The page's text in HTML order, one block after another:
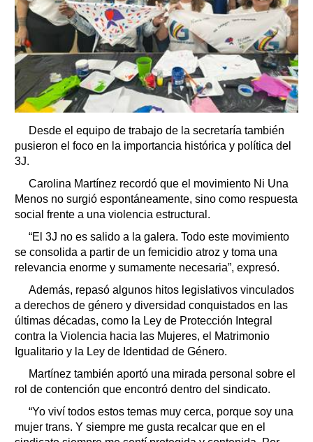
Desde el equipo de trabajo de la secretaría también
pusieron el foco en la importancia histórica y política del
3J.
Carolina Martínez recordó que el movimiento Ni Una
Menos no surgió espontáneamente, sino como respuesta
social frente a una violencia estructural.
“El 3J no es salido a la galera. Todo este movimiento
se consolida a partir de un femicidio atroz y toma una
relevancia enorme y sumamente necesaria”, expresó.
Además, repasó algunos hitos legislativos vinculados
a derechos de género y diversidad conquistados en las
últimas décadas, como la Ley de Protección Integral
contra la Violencia hacia las Mujeres, el Matrimonio
Igualitario y la Ley de Identidad de Género.
Martínez también aportó una mirada personal sobre el
rol de contención que encontró dentro del sindicato.
“Yo viví todos estos temas muy cerca, porque soy una
mujer trans. Y siempre me gusta recalcar que en el